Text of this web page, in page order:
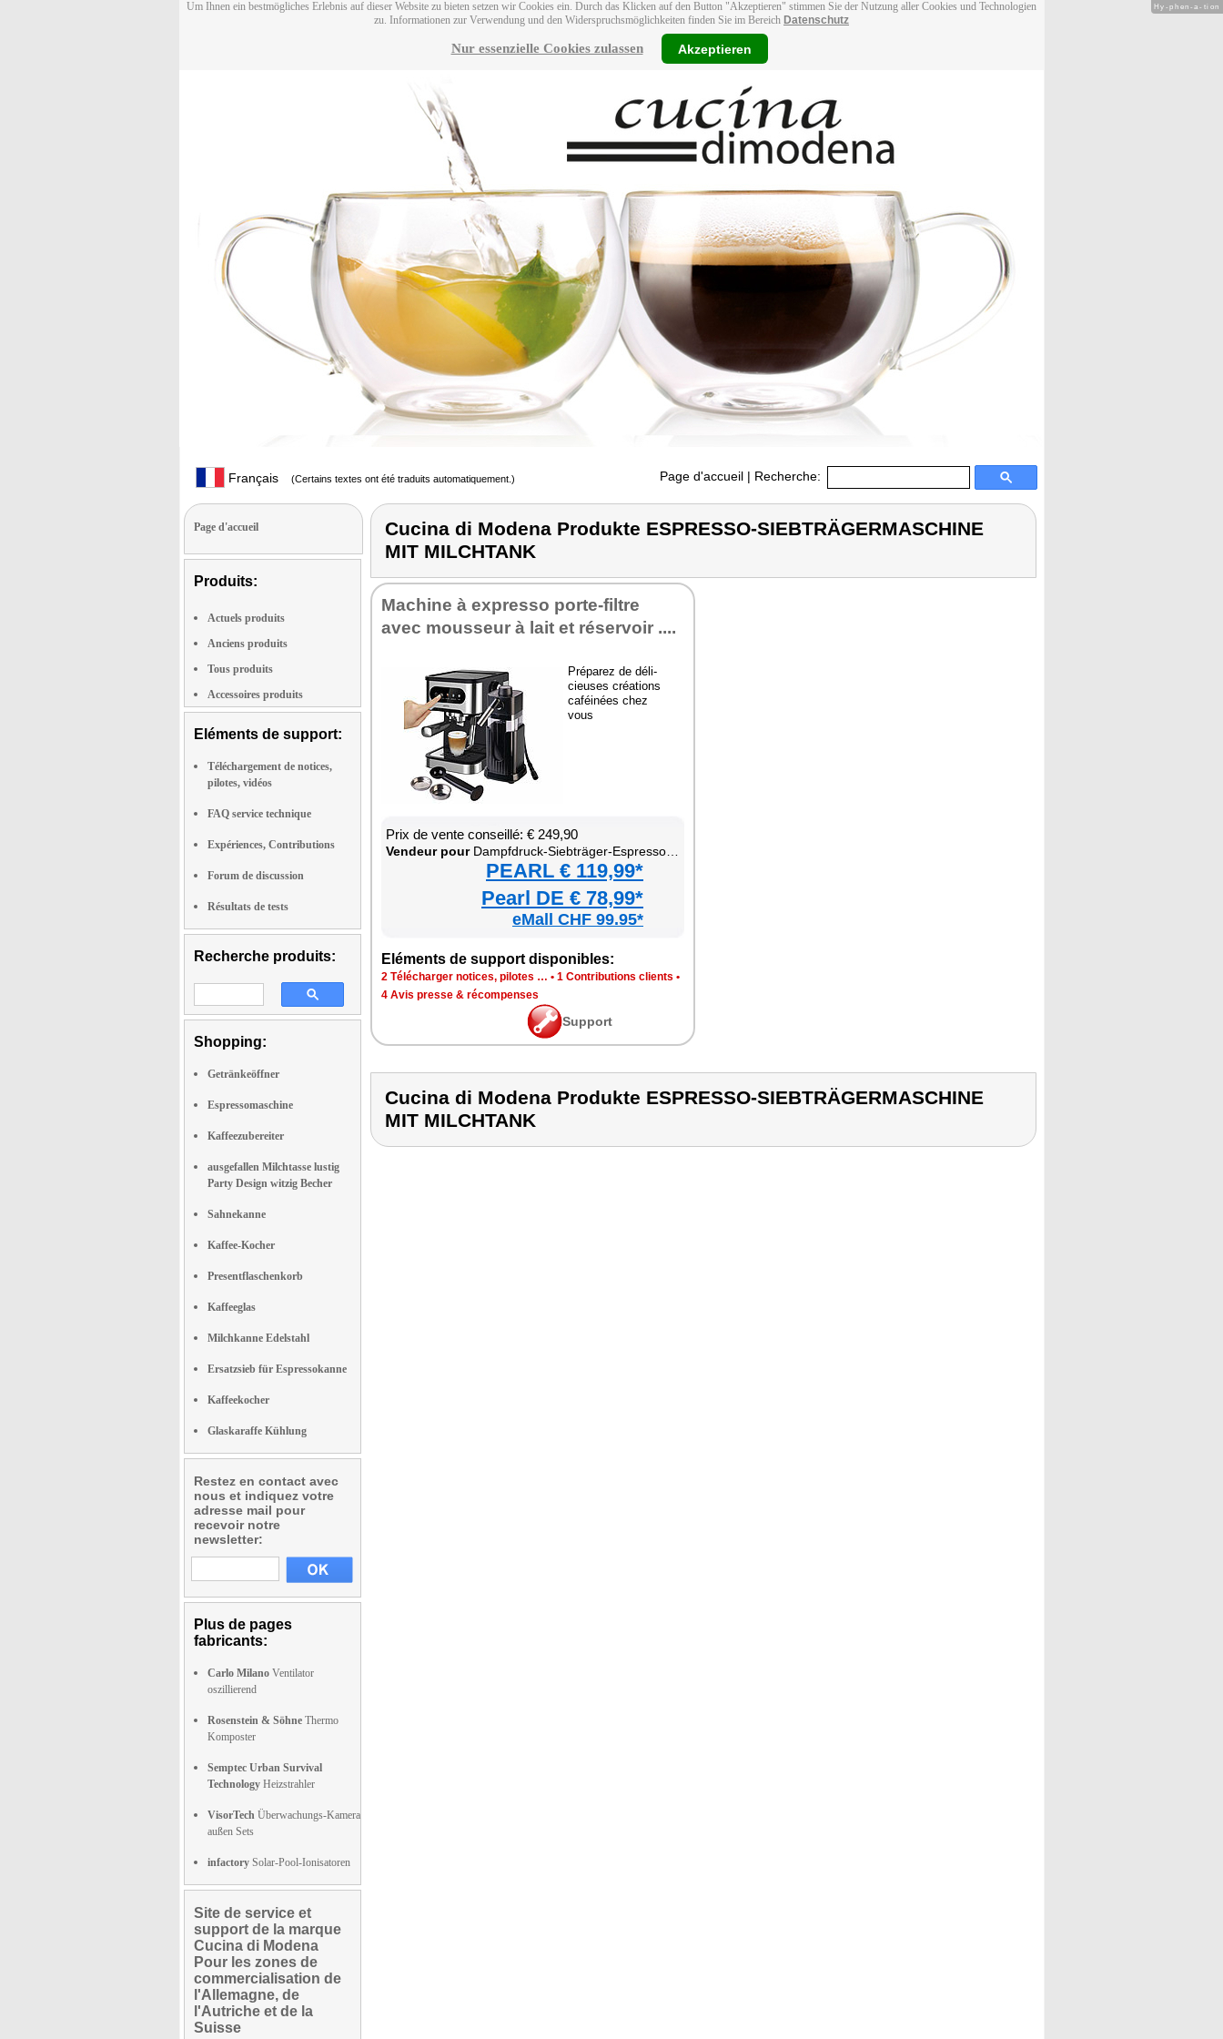
Um Ihnen ein bestmögliches Erlebnis auf dieser Website zu bieten setzen wir Cookies ein. Durch das Klicken auf den Button "Akzeptieren" stimmen Sie der Nutzung aller Cookies und Technologien
zu. Informationen zur Verwendung und den Widerspruchsmöglichkeiten finden Sie im Bereich Datenschutz
Nur essenzielle Cookies zulassen Akzeptieren
Français (Certains textes ont été traduits automatiquement.) Page d'accueil | Recherche:
Page d'accueil
Produits:
Actuels produits
Anciens produits
Tous produits
Accessoires produits
Eléments de support:
Téléchargement de notices,
pilotes, vidéos
FAQ service technique
Expériences, Contributions
Forum de discussion
Résultats de tests
Recherche produits:
Shopping:
Getränkeöffner
Espressomaschine
Kaffeezubereiter
ausgefallen Milchtasse lustig
Party Design witzig Becher
Sahnekanne
Kaffee-Kocher
Presentflaschenkorb
Kaffeeglas
Milchkanne Edelstahl
Ersatzsieb für Espressokanne
Kaffeekocher
Glaskaraffe Kühlung
Restez en contact avec
nous et indiquez votre
adresse mail pour
recevoir notre
newsletter:
Plus de pages
fabricants:
Carlo Milano Ventilator
oszillierend
Rosenstein & Söhne Thermo
Komposter
Semptec Urban Survival
Technology Heizstrahler
VisorTech Überwachungs-Kamera
außen Sets
infactory Solar-Pool-Ionisatoren
Site de service et
support de la marque
Cucina di Modena
Pour les zones de
commercialisation de
l'Allemagne, de
l'Autriche et de la
Suisse
Cucina di Modena Produkte ESPRESSO-SIEBTRÄGERMASCHINE
MIT MILCHTANK
Machine à expresso porte-filtre
avec mous­seur à lait et réser­voir ....
Pré­pa­rez de déli­
cieuses créa­tions
caféi­nées chez
vous
Prix de vente conseillé: € 249,90
Ven­deur pourDampf­druck-Siebträger-Espres­so­ma­schine
PEARL € 119,99*
Pearl DE € 78,99*
eMall CHF 99.95*
Elé­ments de sup­port dis­po­nibles:
2 Télé­char­ger notices, pilotes … • 1 Contri­bu­tions clients •
4 Avis presse & récom­penses
Sup­port
Cucina di Modena Produkte ESPRESSO-SIEBTRÄGERMASCHINE
MIT MILCHTANK
Hy-phen-a-tion